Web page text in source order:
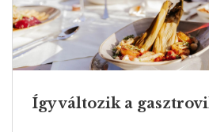
Így változik a